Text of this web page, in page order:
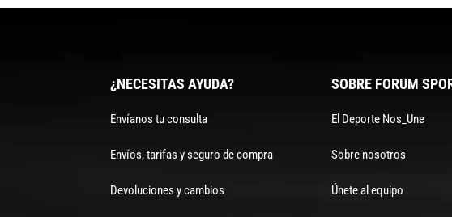
¿NECESITAS AYUDA?
Envíanos tu consulta
Envíos, tarifas y seguro de compra
Devoluciones y cambios
SOBRE FORUM
El Deporte Nos_Une
Sobre nosotros
Únete al equipo